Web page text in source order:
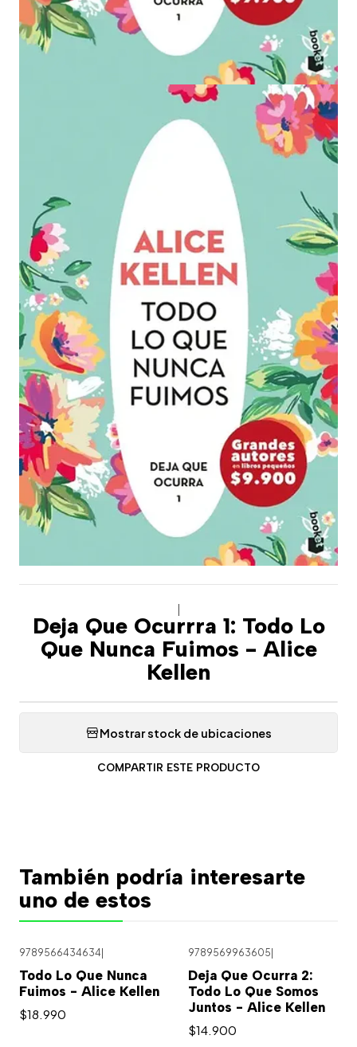
Deja Que Ocurrra 1: Todo Lo
Que Nunca Fuimos - Alice
Kellen
Mostrar stock de ubicaciones
COMPARTIR ESTE PRODUCTO
También podría interesarte
uno de estos
9789566434634
Todo Lo Que Nunca
Fuimos - Alice Kellen
$18.990
9789569963605
Deja Que Ocurra 2:
Todo Lo Que Somos
Juntos - Alice Kellen
$14.900